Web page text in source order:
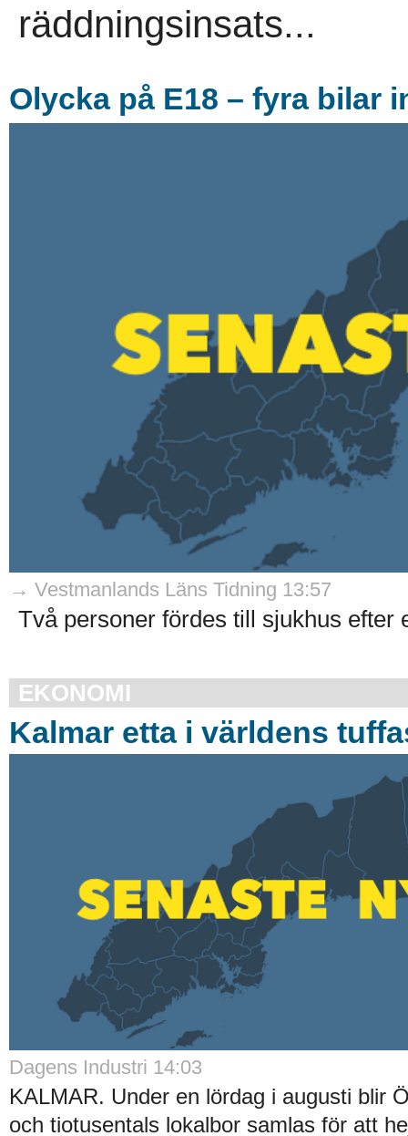
räddningsinsats...
Olycka på E18 – fyra bilar
→ Vestmanlands Läns Tidning 13:57
Två personer fördes till sjukhus efter
EKONOMI
Kalmar etta i världens
Dagens Industri 14:03
KALMAR. Under en lördag i augusti blir
och tiotusentals lokalbor samlas för att